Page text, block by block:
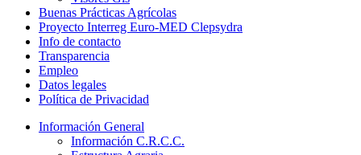
Buenas Prácticas Agrícolas
Proyecto Interreg Euro-MED Clepsydra
Info de contacto
Transparencia
Empleo
Datos legales
Política de Privacidad
Información General
Información C.R.C.C.